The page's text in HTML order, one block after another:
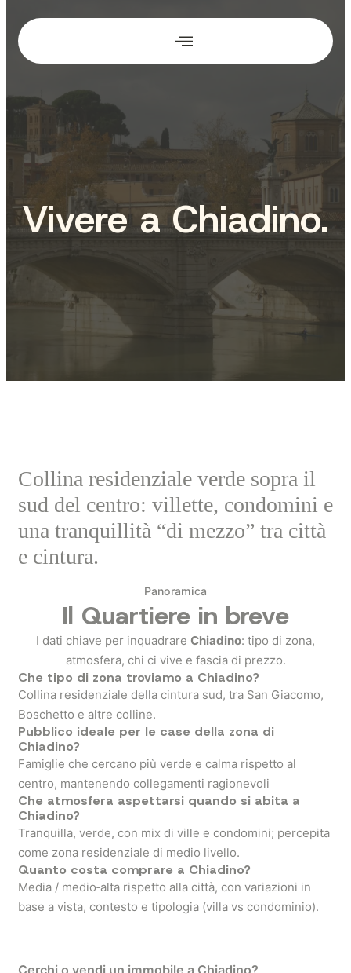
contenuto
Vivere a Chiadino.
Collina residenziale verde sopra il
sud del centro: villette, condomini e
una tranquillità “di mezzo” tra città
e cintura.
Panoramica
Il Quartiere in breve
I dati chiave per inquadrare Chiadino: tipo di zona,
atmosfera, chi ci vive e fascia di prezzo.
Che tipo di zona troviamo a Chiadino?
Collina residenziale della cintura sud, tra San Giacomo,
Boschetto e altre colline.
Pubblico ideale per le case della zona di
Chiadino?
Famiglie che cercano più verde e calma rispetto al
centro, mantenendo collegamenti ragionevoli
Che atmosfera aspettarsi quando si abita a
Chiadino?
Tranquilla, verde, con mix di ville e condomini; percepita
come zona residenziale di medio livello.
Quanto costa comprare a Chiadino?
Media / medio‑alta rispetto alla città, con variazioni in
base a vista, contesto e tipologia (villa vs condominio).
Cerchi o vendi un immobile a Chiadino?